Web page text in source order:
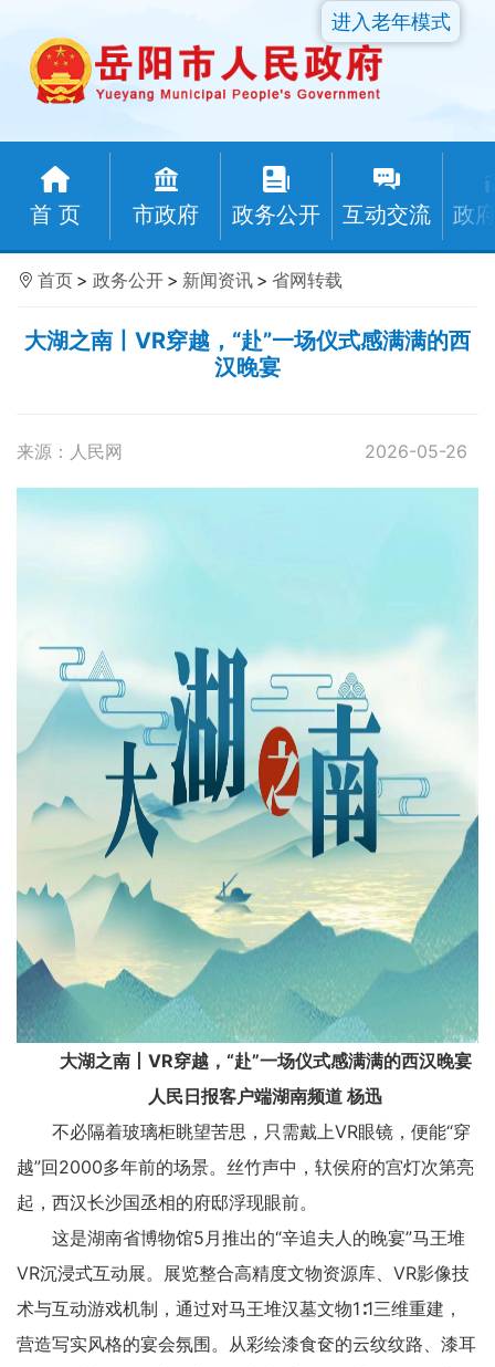
首 页 市政府 政务公开 互动交流 政
进入老年模式
首页 > 政务公开 > 新闻资讯 > 省网转载
大湖之南丨VR穿越，“赴”一场仪式感满满的西
汉晚宴
来源：人民网 2026-05-26
大湖之南丨VR穿越，“赴”一场仪式感满满的西汉晚宴
人民日报客户端湖南频道 杨迅
不必隔着玻璃柜眺望苦思，只需戴上VR眼镜，便能“穿
越”回2000多年前的场景。丝竹声中，轪侯府的宫灯次第亮
起，西汉长沙国丞相的府邸浮现眼前。
这是湖南省博物馆5月推出的“辛追夫人的晚宴”马王堆
VR沉浸式互动展。展览整合高精度文物资源库、VR影像技
术与互动游戏机制，通过对马王堆汉墓文物1∶1三维重建，
营造写实风格的宴会氛围。从彩绘漆食奁的云纹纹路、漆耳